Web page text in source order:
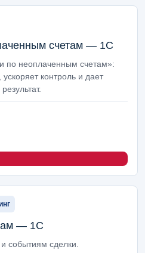
счетам — 1С
по неоплаченным счетам»:
контроль и дает
— 1С
событиям сделки.